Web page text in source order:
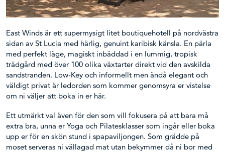
East Winds är ett supermysigt litet boutiquehotell på nordvästra
sidan av St Lucia med härlig, genuint karibisk känsla. En pärla
med perfekt läge, magiskt inbäddad i en lummig, tropisk
trädgård med över 100 olika växtarter direkt vid den avskilda
sandstranden. Low-Key och informellt men ändå elegant och
väldigt privat är ledorden som kommer genomsyra er vistelse
om ni väljer att boka in er här.
Ett utmärkt val även för den som vill fokusera på att bara må
extra bra, unna er Yoga och Pilatesklasser som ingår eller boka
upp er för en skön stund i spapaviljongen. Som grädde på
moset serveras ni vällagad mat utan bekymmer då ni bor med